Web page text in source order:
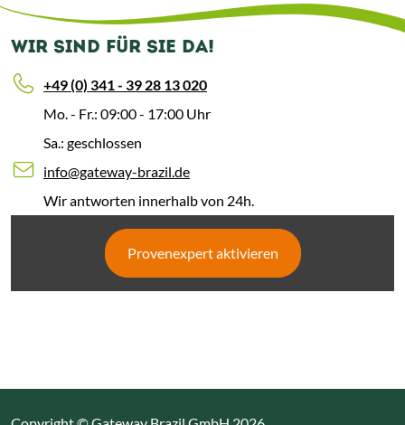
WIR SIND FÜR SIE DA!
+49 (0) 341 - 39 28 13 020
Mo. - Fr.: 09:00 - 17:00 Uhr
Sa.: geschlossen
info@gateway-brazil.de
Wir antworten innerhalb von 24h.
Provenexpert aktivieren